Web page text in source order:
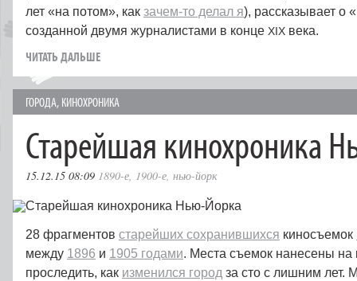
лет «на потом», как зачем-то делал я), рассказывает о
созданной двумя журналистами в конце XIX века.
ЧИТАТЬ ДАЛЬШЕ
ГОРОДА, КИНОХРОНИКА
Старейшая кинохроника
15.12.15 08:09 1890-е, 1900-е, нью-йорк
28 фрагментов старейших сохранившихся киносъемок
между 1896 и 1905 годами. Места съемок нанесены на
проследить, как изменился город за сто с лишним лет.